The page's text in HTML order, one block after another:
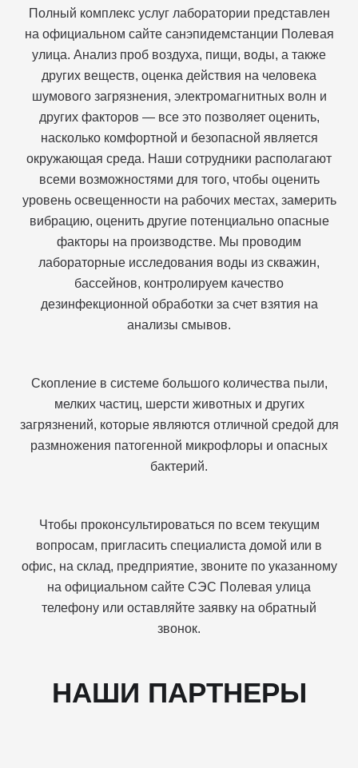
Полный комплекс услуг лаборатории представлен
на официальном сайте санэпидемстанции Полевая
улица. Анализ проб воздуха, пищи, воды, а также
других веществ, оценка действия на человека
шумового загрязнения, электромагнитных волн и
других факторов — все это позволяет оценить,
насколько комфортной и безопасной является
окружающая среда. Наши сотрудники располагают
всеми возможностями для того, чтобы оценить
уровень освещенности на рабочих местах, замерить
вибрацию, оценить другие потенциально опасные
факторы на производстве. Мы проводим
лабораторные исследования воды из скважин,
бассейнов, контролируем качество
дезинфекционной обработки за счет взятия на
анализы смывов.
Скопление в системе большого количества пыли,
мелких частиц, шерсти животных и других
загрязнений, которые являются отличной средой для
размножения патогенной микрофлоры и опасных
бактерий.
Чтобы проконсультироваться по всем текущим
вопросам, пригласить специалиста домой или в
офис, на склад, предприятие, звоните по указанному
на официальном сайте СЭС Полевая улица
телефону или оставляйте заявку на обратный
звонок.
НАШИ ПАРТНЕРЫ